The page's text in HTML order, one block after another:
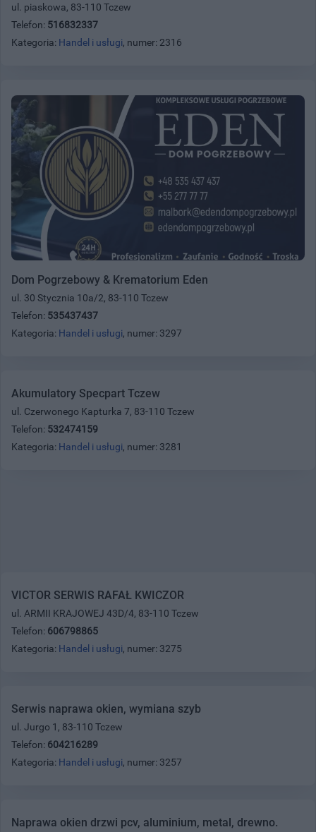
ul. piaskowa, 83-110 Tczew
Telefon: 516832337
Kategoria: Handel i usługi, numer: 2316
Dom Pogrzebowy & Krematorium Eden
ul. 30 Stycznia 10a/2, 83-110 Tczew
Telefon: 535437437
Kategoria: Handel i usługi, numer: 3297
Akumulatory Specpart Tczew
ul. Czerwonego Kapturka 7, 83-110 Tczew
Telefon: 532474159
Kategoria: Handel i usługi, numer: 3281
VICTOR SERWIS RAFAŁ KWICZOR
ul. ARMII KRAJOWEJ 43D/4, 83-110 Tczew
Telefon: 606798865
Kategoria: Handel i usługi, numer: 3275
Serwis naprawa okien, wymiana szyb
ul. Jurgo 1, 83-110 Tczew
Telefon: 604216289
Kategoria: Handel i usługi, numer: 3257
Naprawa okien drzwi pcv, aluminium, metal, drewno.